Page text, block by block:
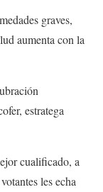
graves,
aumenta con la
estratega
cualificado, a
les echa